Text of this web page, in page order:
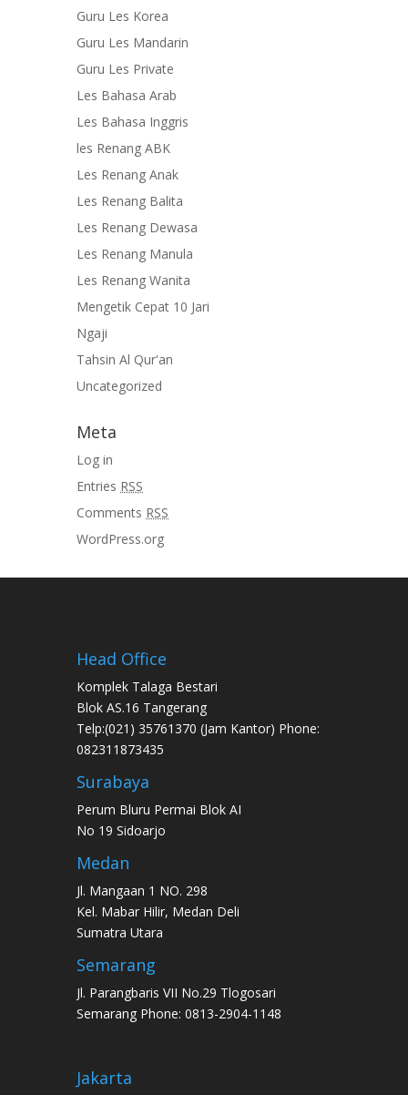
Guru Les Korea
Guru Les Mandarin
Guru Les Private
Les Bahasa Arab
Les Bahasa Inggris
les Renang ABK
Les Renang Anak
Les Renang Balita
Les Renang Dewasa
Les Renang Manula
Les Renang Wanita
Mengetik Cepat 10 Jari
Ngaji
Tahsin Al Qur'an
Uncategorized
Meta
Log in
Entries RSS
Comments RSS
WordPress.org
Head Office
Komplek Talaga Bestari
Blok AS.16 Tangerang
Telp:(021) 35761370 (Jam Kantor) Phone:
082311873435
Surabaya
Perum Bluru Permai Blok AI
No 19 Sidoarjo
Medan
Jl. Mangaan 1 NO. 298
Kel. Mabar Hilir, Medan Deli
Sumatra Utara
Semarang
Jl. Parangbaris VII No.29 Tlogosari
Semarang Phone: 0813-2904-1148
Jakarta